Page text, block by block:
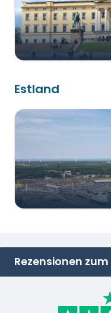
Estland
Rezensionen zum